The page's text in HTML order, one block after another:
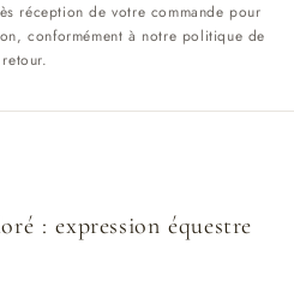
réception de votre commande pour
conformément à notre politique de
retour.
: expression équestre